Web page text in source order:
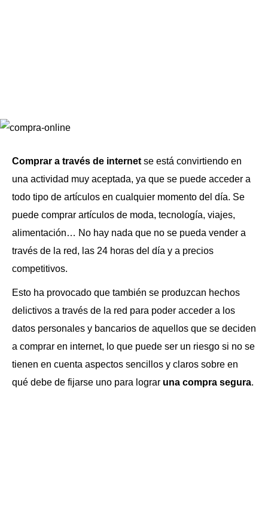
Comprar a través de internet se está convirtiendo en
una actividad muy aceptada, ya que se puede acceder a
todo tipo de artículos en cualquier momento del día. Se
puede comprar artículos de moda, tecnología, viajes,
alimentación… No hay nada que no se pueda vender a
través de la red, las 24 horas del día y a precios
competitivos.
Esto ha provocado que también se produzcan hechos
delictivos a través de la red para poder acceder a los
datos personales y bancarios de aquellos que se deciden
a comprar en internet, lo que puede ser un riesgo si no se
tienen en cuenta aspectos sencillos y claros sobre en
qué debe de fijarse uno para lograr una compra segura.